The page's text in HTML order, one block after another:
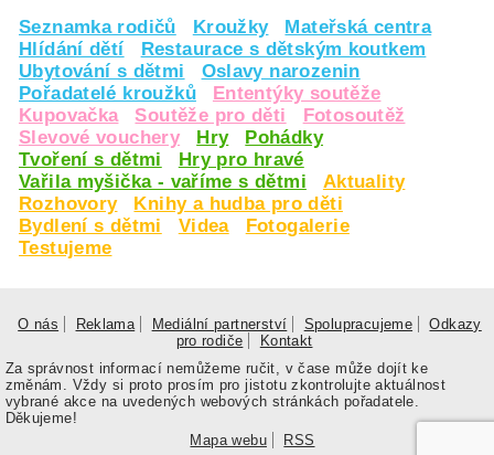
Seznamka rodičů Kroužky
Mateřská centra
Hlídání dětí
Restaurace s dětským koutkem
Ubytování s dětmi
Oslavy narozenin
Pořadatelé kroužků
Ententýky soutěže
Kupovačka
Soutěže pro děti
Fotosoutěž
Slevové vouchery
Hry
Pohádky
Tvoření s dětmi
Hry pro hravé
Vařila myšička - vaříme s dětmi
Aktuality
Rozhovory
Knihy a hudba pro děti
Bydlení s dětmi
Videa
Fotogalerie
Testujeme
O nás Reklama Mediální partnerství Spolupracujeme
Odkazy
pro rodiče
Kontakt
Za správnost informací nemůžeme ručit, v čase může dojít ke
změnám. Vždy si proto prosím pro jistotu zkontrolujte aktuálnost
vybrané akce na uvedených webových stránkách pořadatele.
Děkujeme!
Mapa webu
RSS